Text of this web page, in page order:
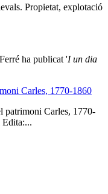
Propietat, explotació
ha publicat 'I un dia
Carles, 1770-1860
Carles, 1770-